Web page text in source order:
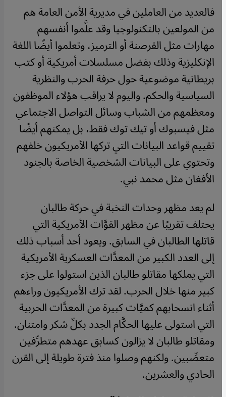
فالعديد من العاملين في مديرية الأمن العامة هم
من المولعين بالتكنولوجيا وقد علَّموا أنفسهم
مهارات مثل القرصنة أو الترميز، وتعلموا أيضًا اللغة
الإنكليزية وذلك بفضل مسلسلات أمريكية أو كتب
بريطانية موضوعية حول حرفة الحرب والنظرية
السياسية والحكم. واليوم لا يراقب هؤلاء الموظفون
ومعظمهم من الشباب وسائل التواصل الاجتماعي
مثل فيسبوك أو تيك توك فقط، بل يمكنهم أيضًا
تقييم قواعد البيانات التي تركها الأمريكيون خلفهم
وتحتوي على البيانات الشخصية الخاصة بالجنود
الأفغان مثل محمد نبي.
لم يعد مظهر وحدات النخبة في حركة طالبان
يحتلف تقريبًا عن مظهر القوَّات الأمريكية التي
قاتلها الطالبان في السابق. ويعود أحد أسباب ذلك
إلى العدد الكبير من المعدَّات العسكرية الأمريكية
التي يملكها مقاتلو طالبان الذين استولوا على جزء
كبير منها خلال الحرب. لقد ترك الأمريكيون وراءهم
أثناء انسحابهم كميَّات كبيرة من المعدَّات الحربية
التي استولى عليها الحكَّام الجدد بكلِّ شكر وامتنان.
ومقاتلو طالبان لا يزالون كسابق عهدهم متطرِّفين
متعصِّبين. ولكنهم وصلوا منذ فترة طويلة إلى القرن
الحادي والعشرين.